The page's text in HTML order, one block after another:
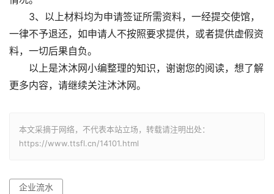
3、以上材料均为申请签证所需资料，一经提交使馆，
一律不予退还，如申请人不按照要求提供，或者提供虚假资
料，一切后果自负。
以上是沐沐网小编整理的知识，谢谢您的阅读，想了解
更多内容，请继续关注沐沐网。
本文采摘于网络，不代表本站立场，转载请注明出处：
https://www.ttsfl.cn/14101.html
企业流水